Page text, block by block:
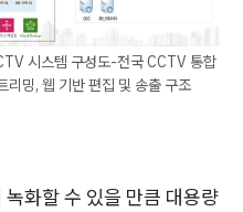
시스템 구성도-전국 CCTV 통합
밍, 웹 기반 편집 및 송출 구조
화할 수 있을 만큼 대용량